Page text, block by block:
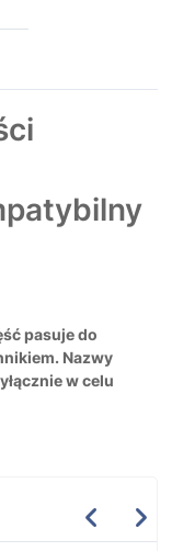
pasuje do
Nazwy
w celu